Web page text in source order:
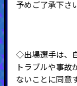
予めご了承下さ
◇出場選手は、
トラブルや事故
ないことに同意